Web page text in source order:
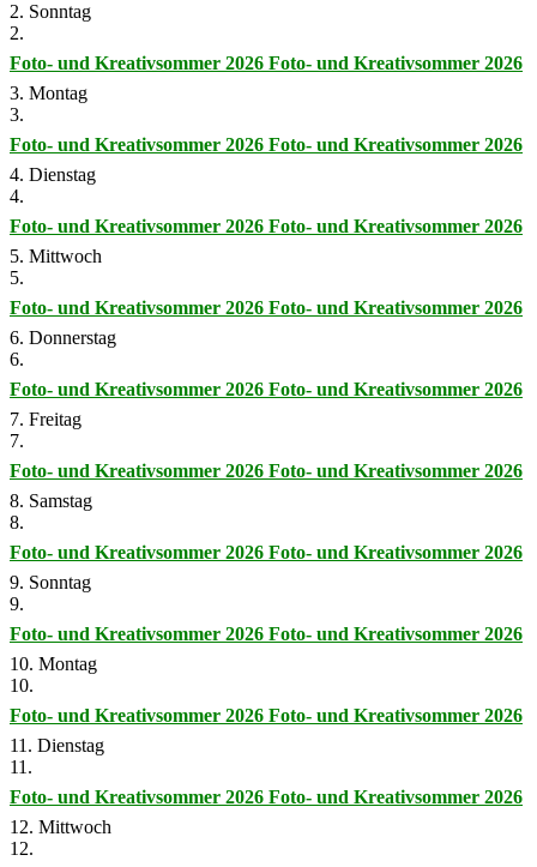
2. Sonntag
2.
Foto- und Kreativsommer 2026 Foto- und Kreativsommer 2026
3. Montag
3.
Foto- und Kreativsommer 2026 Foto- und Kreativsommer 2026
4. Dienstag
4.
Foto- und Kreativsommer 2026 Foto- und Kreativsommer 2026
5. Mittwoch
5.
Foto- und Kreativsommer 2026 Foto- und Kreativsommer 2026
6. Donnerstag
6.
Foto- und Kreativsommer 2026 Foto- und Kreativsommer 2026
7. Freitag
7.
Foto- und Kreativsommer 2026 Foto- und Kreativsommer 2026
8. Samstag
8.
Foto- und Kreativsommer 2026 Foto- und Kreativsommer 2026
9. Sonntag
9.
Foto- und Kreativsommer 2026 Foto- und Kreativsommer 2026
10. Montag
10.
Foto- und Kreativsommer 2026 Foto- und Kreativsommer 2026
11. Dienstag
11.
Foto- und Kreativsommer 2026 Foto- und Kreativsommer 2026
12. Mittwoch
12.